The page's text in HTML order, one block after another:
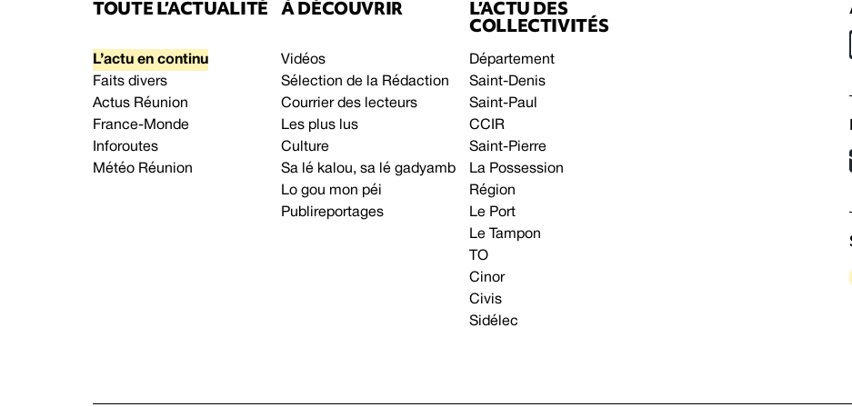
TOUTE L’ACTUALITÉ
L’actu en continu
Faits divers
Actus Réunion
France-Monde
Inforoutes
Météo Réunion
À DÉCOUVRIR
Vidéos
Sélection de la Rédaction
Courrier des lecteurs
Les plus lus
Culture
Sa lé kalou, sa lé gadyamb
Lo gou mon péi
Publireportages
L’ACTU DES
COLLECTIVITÉS
Département
Saint-Denis
Saint-Paul
CCIR
Saint-Pierre
La Possession
Région
Le Port
Le Tampon
TO
Cinor
Civis
Sidélec